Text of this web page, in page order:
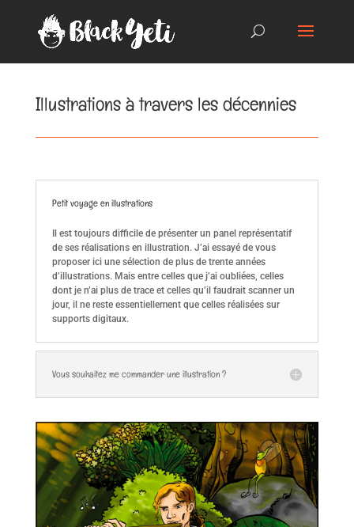
Illustrations à travers les décennies
Petit voyage en illustrations
Il est toujours difficile de présenter un panel représentatif
de ses réalisations en illustration. J’ai essayé de vous
proposer ici une sélection de plus de trente années
d’illustrations. Mais entre celles que j’ai oubliées, celles
dont je n’ai plus de trace et celles qu’il faudrait scanner un
jour, il ne reste essentiellement que celles réalisées sur
supports digitaux.
Vous souhaitez me commander une illustration ?